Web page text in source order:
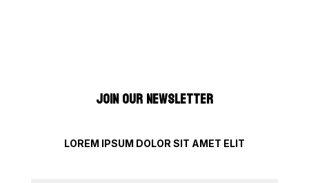
JOIN OUR NEWSLETTER
LOREM IPSUM DOLOR SIT AMET ELIT